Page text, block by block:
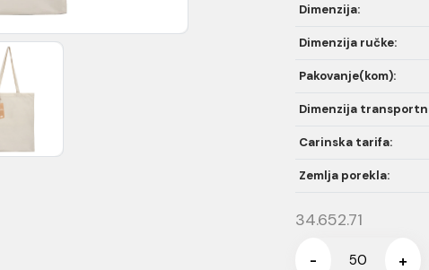
Dimenzija:
Dimenzija ručke:
Pakovanje(kom):
Dimenzija
Carinska tarifa:
Zemlja porekla:
34.652.71
- +